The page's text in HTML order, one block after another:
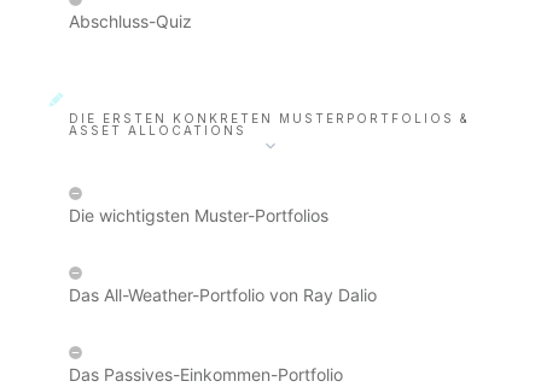
Abschluss-Quiz
DIE ERSTEN KONKRETEN MUSTERPORTFOLIOS &
ASSET ALLOCATIONS
Die wichtigsten Muster-Portfolios
Das All-Weather-Portfolio von Ray Dalio
Das Passives-Einkommen-Portfolio